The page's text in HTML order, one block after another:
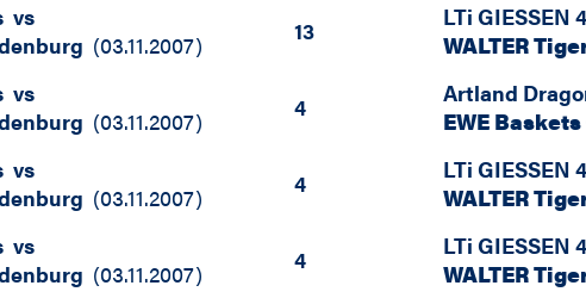
vs
(03.11.2007) 13 LTi GIESSEN
WALTER
vs
(03.11.2007) 4 Artland
EWE
vs
(03.11.2007) 4 LTi GIESSEN
WALTER
vs
(03.11.2007) 4 LTi GIESSEN
WALTER